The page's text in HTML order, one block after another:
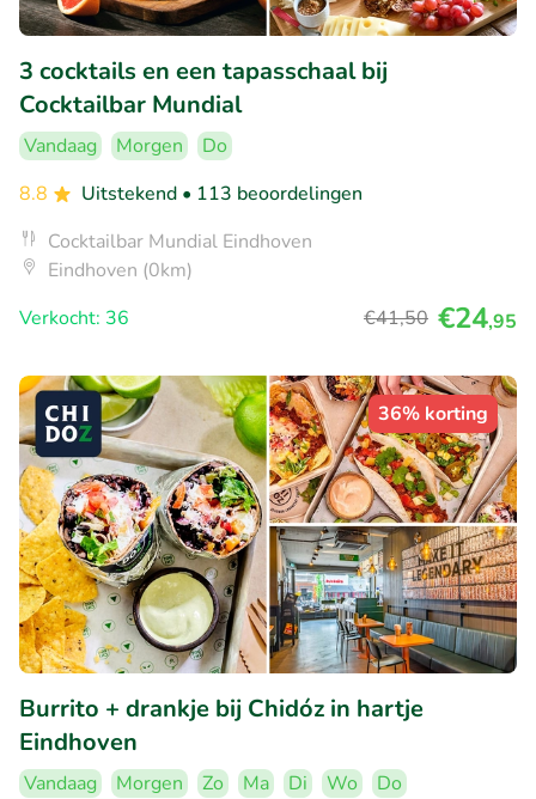
3 cocktails en een tapasschaal bij
Cocktailbar Mundial
Vandaag Morgen
Do
8.8
Uitstekend • 113 beoordelingen
Cocktailbar Mundial Eindhoven
Eindhoven (0km)
Verkocht: 36
€41,50 €24,95
36% korting
Burrito + drankje bij Chidóz in hartje
Eindhoven
Vandaag Morgen Zo Ma Di Wo
Do